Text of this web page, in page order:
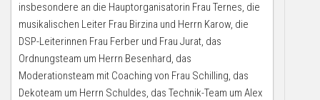
insbesondere an die Hauptorganisatorin Frau Ternes, die
musikalischen Leiter Frau Birzina und Herrn Karow, die
DSP-Leiterinnen Frau Ferber und Frau Jurat, das
Ordnungsteam um Herrn Besenhard, das
Moderationsteam mit Coaching von Frau Schilling, das
Dekoteam um Herrn Schuldes, das Technik-Team um Alex